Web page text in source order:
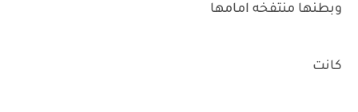
وبطنها منتفخه امامها
كانت